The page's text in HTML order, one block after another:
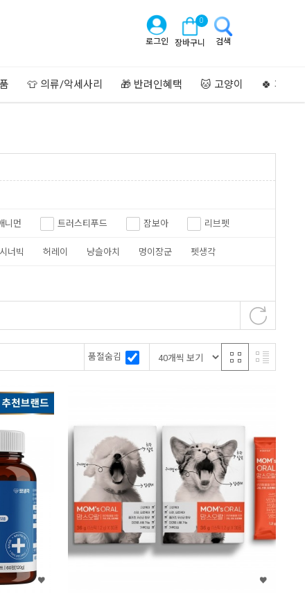
로그인 장바구니
0
검색
👕 의류/악세사리 🎁 반려인혜택 🐱 고양이 🍀 페이
니먼 트러스티푸드 잠보아 리브펫
에스틴 견옥고 포켄스 펫생각
시너빅 허레이 냥슬아치 멍이장군 펫생각
품절숨김